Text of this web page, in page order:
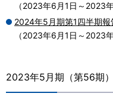
お問い合わせ
（2023年6月1日～2023
2024年5月期第1四半期報
（2023年6月1日～2023
2023年5月期（第56期）